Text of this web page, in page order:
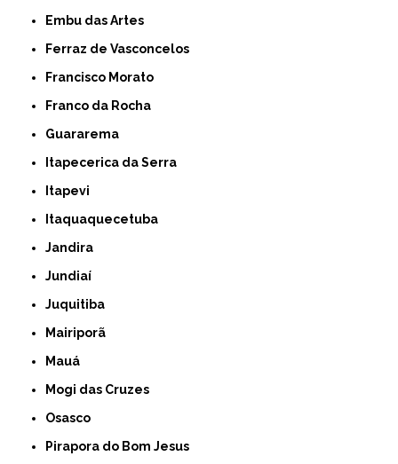
Embu das Artes
Ferraz de Vasconcelos
Francisco Morato
Franco da Rocha
Guararema
Itapecerica da Serra
Itapevi
Itaquaquecetuba
Jandira
Jundiaí
Juquitiba
Mairiporã
Mauá
Mogi das Cruzes
Osasco
Pirapora do Bom Jesus